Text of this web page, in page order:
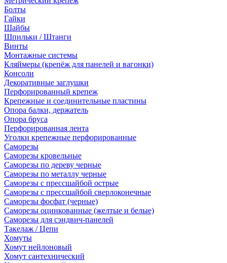
Болты
Гайки
Шайбы
Шпильки / Штанги
Винты
Монтажные системы
Кляймеры (крепёж для панелей и вагонки)
Консоли
Декоративные заглушки
Перфорированный крепеж
Крепежные и соединительные пластины
Опора балки, держатель
Опора бруса
Перфорированная лента
Уголки крепежные перфорированные
Саморезы
Саморезы кровельные
Саморезы по дереву черные
Саморезы по металлу черные
Саморезы с прессшайбой острые
Саморезы с прессшайбой сверлоконечные
Саморезы фосфат (черные)
Саморезы оцинкованные (желтые и белые)
Саморезы для сэндвич-панелей
Такелаж / Цепи
Хомуты
Хомут нейлоновый
Хомут сантехнический